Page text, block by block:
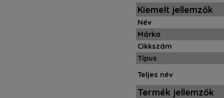
Kiemelt jellemzők
Név
Márka
Cikkszám
Típus
Teljes név
Termék jellemzők